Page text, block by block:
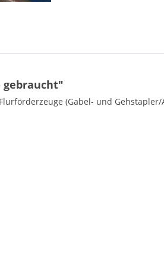
gebraucht"
(Gabel- und